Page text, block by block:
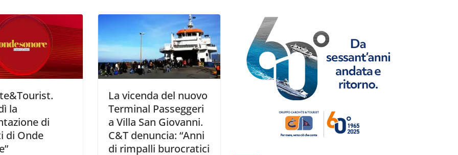
la
di
di Onde
La vicenda del nuovo
Terminal Passeggeri
a Villa San Giovanni.
C&T denuncia: “Anni
di rimpalli burocratici